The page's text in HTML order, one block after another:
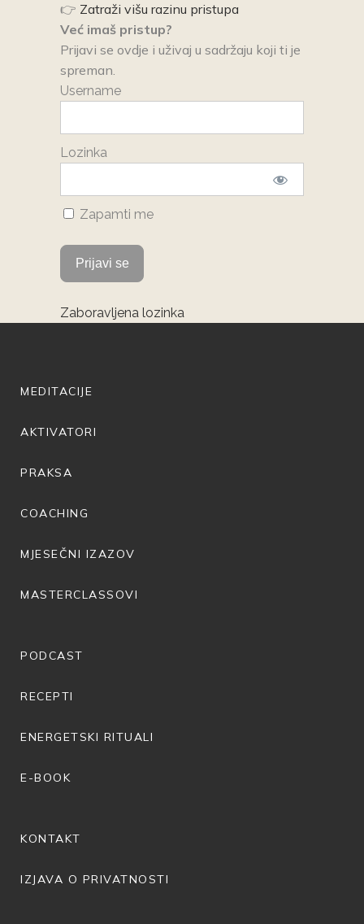
👉 Zatraži višu razinu pristupa
Već imaš pristup?
Prijavi se ovdje i uživaj u sadržaju koji ti je
spreman.
Username
Lozinka
Zapamti me
Zaboravljena lozinka
MEDITACIJE
AKTIVATORI
PRAKSA
COACHING
MJESEČNI IZAZOV
MASTERCLASSOVI
PODCAST
RECEPTI
ENERGETSKI RITUALI
E-BOOK
KONTAKT
IZJAVA O PRIVATNOSTI